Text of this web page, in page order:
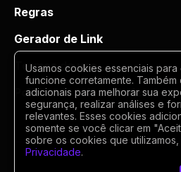
Regras
Gerador de Link
Termos de uso
Politica de privacidade
Usamos cookies essenciais
funcione corretamente.
adicionais para melhorar sua
segurança, realizar análises e
relevantes. Esses cookies
somente se você clicar em
sobre os cookies que utilizamos,
Privacidade.